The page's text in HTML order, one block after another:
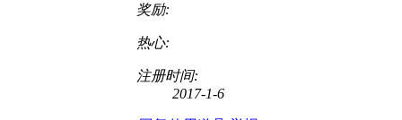
奖励:
热心:
注册时间:
2017-1-6